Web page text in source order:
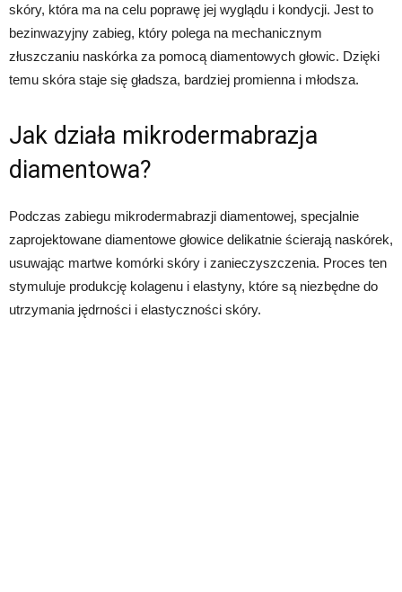
skóry, która ma na celu poprawę jej wyglądu i kondycji. Jest to
bezinwazyjny zabieg, który polega na mechanicznym
złuszczaniu naskórka za pomocą diamentowych głowic. Dzięki
temu skóra staje się gładsza, bardziej promienna i młodsza.
Jak działa mikrodermabrazja
diamentowa?
Podczas zabiegu mikrodermabrazji diamentowej, specjalnie
zaprojektowane diamentowe głowice delikatnie ścierają naskórek,
usuwając martwe komórki skóry i zanieczyszczenia. Proces ten
stymuluje produkcję kolagenu i elastyny, które są niezbędne do
utrzymania jędrności i elastyczności skóry.